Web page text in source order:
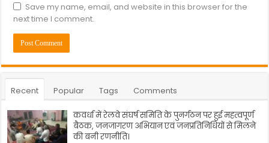
Save my name, email, and website in this browser for the
next time I comment.
Recent Popular Tags Comments
कवर्धा में रेलवे संघर्ष समिति के पुनर्गठन पर हुई महत्वपूर्ण
बैठक, जनजागरण अभियान एवं जनप्रतिनिधियों से मिलने
की बनी रणनीति।